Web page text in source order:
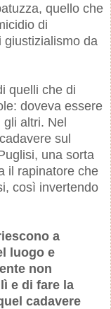
quello che
di
giustizialismo da
quelli che di
doveva essere
gli altri. Nel
sul
una sorta
il rapinatore che
così invertendo
a
luogo e
non
e di fare la
cadavere